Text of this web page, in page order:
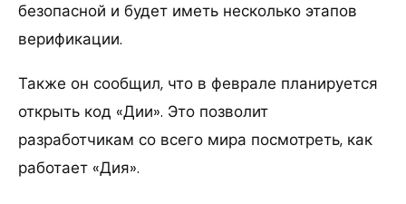
безопасной и будет иметь несколько этапов
верификации.
Также он сообщил, что в феврале планируется
открыть код «Дии». Это позволит
разработчикам со всего мира посмотреть, как
работает «Дия».